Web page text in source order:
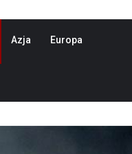
Azja Europa